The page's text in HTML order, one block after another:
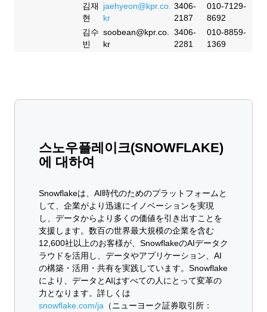
김재
현
jaehyeon@kpr.co.
kr
3406-
2187
010-7129-
8692
김수
빈
soobean@kpr.co.
kr
3406-
2281
010-8859-
1369
스노우플레이크(SNOWFLAKE)
에 대하여
Snowflakeは、AI時代のためのプラットフォームと
して、企業がより迅速にイノベーションを実現
し、データからより多くの価値を引き出すことを
支援します。数百の世界最大規模の企業を含む
12,600社以上のお客様が、SnowflakeのAIデータク
ラウドを活用し、データやアプリケーション、AI
の構築・活用・共有を実践しています。Snowflake
により、データとAIはすべての人にとって変革の
力となります。詳しくは
snowflake.com/ja （ニューヨーク証券取引所：